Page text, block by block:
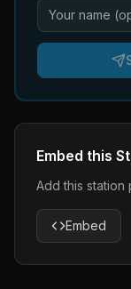
Embed this
Add this
Embed